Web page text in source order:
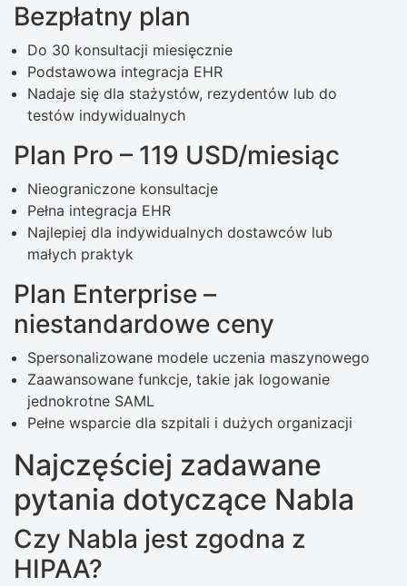
Bezpłatny plan
Do 30 konsultacji miesięcznie
Podstawowa integracja EHR
Nadaje się dla stażystów, rezydentów lub do
testów indywidualnych
Plan Pro – 119 USD/miesiąc
Nieograniczone konsultacje
Pełna integracja EHR
Najlepiej dla indywidualnych dostawców lub
małych praktyk
Plan Enterprise –
niestandardowe ceny
Spersonalizowane modele uczenia maszynowego
Zaawansowane funkcje, takie jak logowanie
jednokrotne SAML
Pełne wsparcie dla szpitali i dużych organizacji
Najczęściej zadawane
pytania dotyczące Nabla
Czy Nabla jest zgodna z
HIPAA?